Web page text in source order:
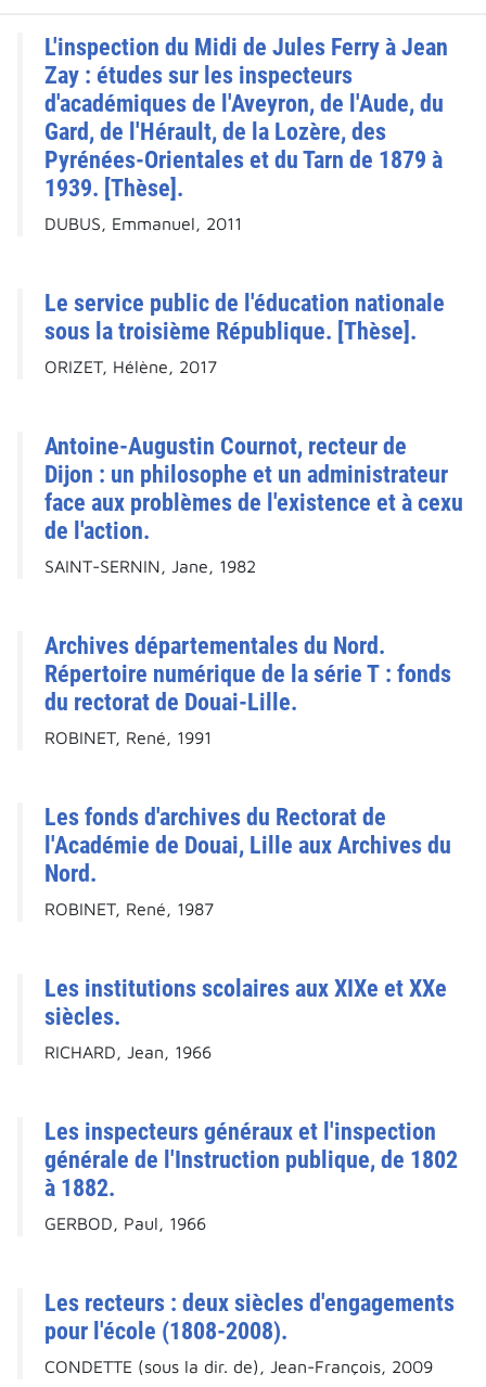
L'inspection du Midi de Jules Ferry à Jean
Zay : études sur les inspecteurs
d'académiques de l'Aveyron, de l'Aude, du
Gard, de l'Hérault, de la Lozère, des
Pyrénées-Orientales et du Tarn de 1879 à
1939. [Thèse].
DUBUS, Emmanuel, 2011
Le service public de l'éducation nationale
sous la troisième République. [Thèse].
ORIZET, Hélène, 2017
Antoine-Augustin Cournot, recteur de
Dijon : un philosophe et un administrateur
face aux problèmes de l'existence et à cexu
de l'action.
SAINT-SERNIN, Jane, 1982
Archives départementales du Nord.
Répertoire numérique de la série T : fonds
du rectorat de Douai-Lille.
ROBINET, René, 1991
Les fonds d'archives du Rectorat de
l'Académie de Douai, Lille aux Archives du
Nord.
ROBINET, René, 1987
Les institutions scolaires aux XIXe et XXe
siècles.
RICHARD, Jean, 1966
Les inspecteurs généraux et l'inspection
générale de l'Instruction publique, de 1802
à 1882.
GERBOD, Paul, 1966
Les recteurs : deux siècles d'engagements
pour l'école (1808-2008).
CONDETTE (sous la dir. de), Jean-François, 2009